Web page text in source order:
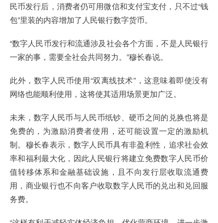
民币发行后，消费者仍可用微信和支付宝支付，只不过“钱
包”里装的内容增加了人民银行数字货币。
“数字人民币发行和流通涉及社会各个方面，不是人民银行
一家的事，需要全社会共同努力。”穆长春说。
此外，数字人民币使用“双离线技术”，这意味着即使没有
网络也能顺利使用，这将使其适用场景更加广泛。
未来，数字人民币与人民币纸钞、硬币之间的兑换也将是
免费的，为激励消费者使用，还可能设置一定的激励机
制。穆长春表示，数字人民币具有非盈利性，追求社会效
率和福利最大化，因此人民银行将建立免费数字人民币价
值转移体系和金融基础设施，且不向发行层收取流通费
用，商业银行也不向客户收取数字人民币的兑出和兑回服
务费。